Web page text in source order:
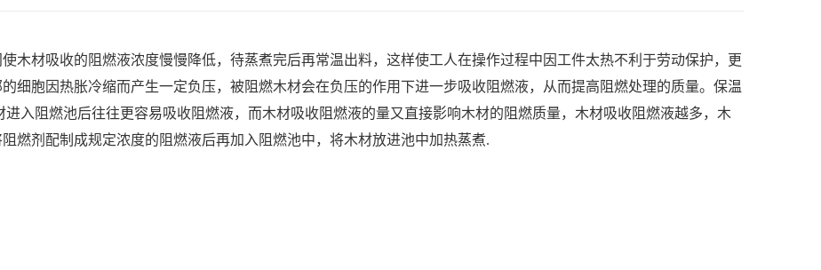
使木材吸收的阻燃液浓度慢慢降低，待蒸煮完后再常温出料，这样使工人在操作过程中因工件太热不利于劳动保护，更
细胞因热胀冷缩而产生一定负压，被阻燃木材会在负压的作用下进一步吸收阻燃液，从而提高阻燃处理的质量。 保温
入阻燃池后往往更容易吸收阻燃液，而木材吸收阻燃液的量又直接影响木材的阻燃质量，木材吸收阻燃液越多，木
燃剂配制成规定浓度的阻燃液后再加入阻燃池中，将木材放进池中加热蒸煮.